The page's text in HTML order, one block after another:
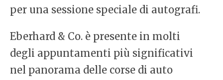
per una sessione speciale di autografi.
Eberhard & Co. è presente in molti
degli appuntamenti più significativi
nel panorama delle corse di auto